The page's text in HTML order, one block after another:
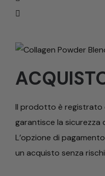
Il prodotto è registrato
garantisce la sicurezza
L’opzione di
un acquisto senza